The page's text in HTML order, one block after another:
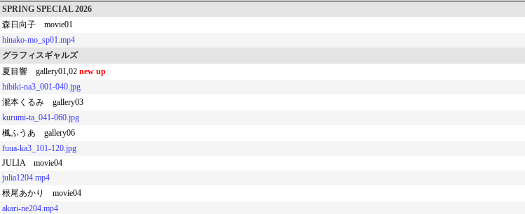
SPRING SPECIAL 2026
森日向子 movie01
hinako-mo_sp01.mp4
グラフィスギャルズ
夏目響 gallery01,02 new up
hibiki-na3_001-040.jpg
瀧本くるみ gallery03
kurumi-ta_041-060.jpg
楓ふうあ gallery06
fuua-ka3_101-120.jpg
JULIA movie04
julia1204.mp4
根尾あかり movie04
akari-ne204.mp4